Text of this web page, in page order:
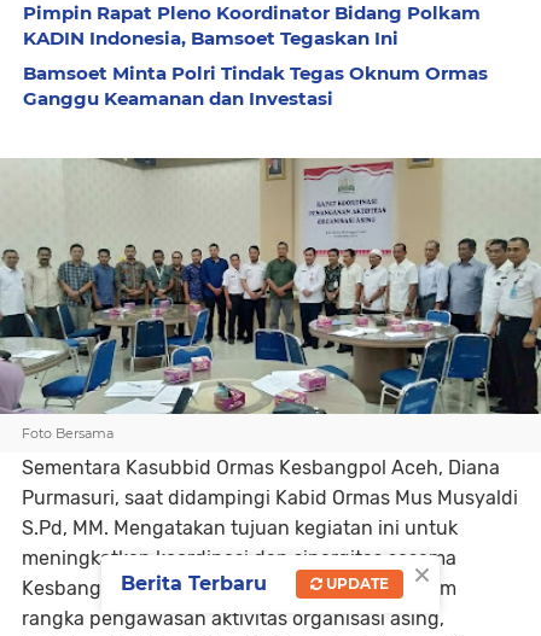
Pimpin Rapat Pleno Koordinator Bidang Polkam
KADIN Indonesia, Bamsoet Tegaskan Ini
Bamsoet Minta Polri Tindak Tegas Oknum Ormas
Ganggu Keamanan dan Investasi
Foto Bersama
Sementara Kasubbid Ormas Kesbangpol Aceh, Diana
Purmasuri, saat didampingi Kabid Ormas Mus Musyaldi
S.Pd, MM. Mengatakan tujuan kegiatan ini untuk
meningkatkan koordinasi dan sinergitas sesama
Kesbangpol se-Aceh dengan masyarakat dalam
rangka pengawasan aktivitas organisasi asing,
×
Berita Terbaru UPDATE